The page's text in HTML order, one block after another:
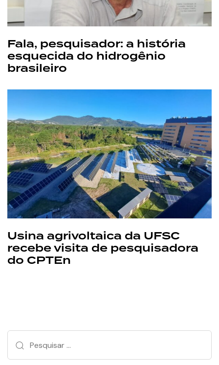
Fala, pesquisador: a história
esquecida do hidrogênio
brasileiro
Usina agrivoltaica da UFSC
recebe visita de pesquisadora
do CPTEn